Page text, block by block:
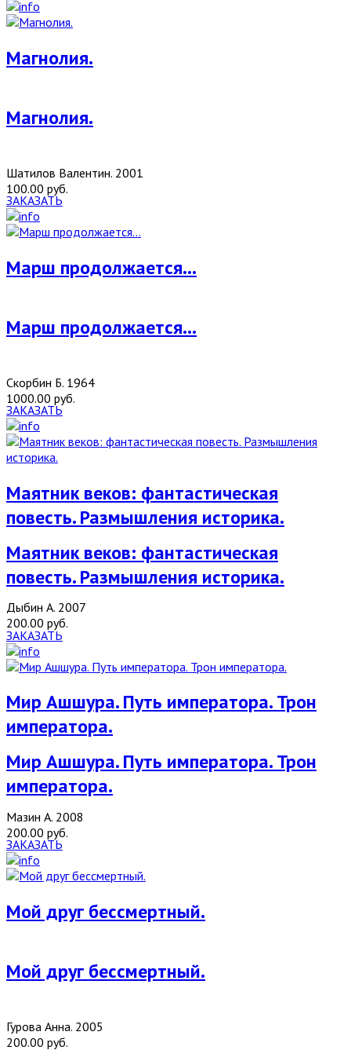
Магнолия.
Магнолия.
Шатилов Валентин. 2001
100.00 руб.
ЗАКАЗАТЬ
Марш продолжается…
Марш продолжается…
Скорбин Б. 1964
1000.00 руб.
ЗАКАЗАТЬ
Маятник веков: фантастическая
повесть. Размышления историка.
Маятник веков: фантастическая
повесть. Размышления историка.
Дыбин А. 2007
200.00 руб.
ЗАКАЗАТЬ
Мир Ашшура. Путь императора. Трон
императора.
Мир Ашшура. Путь императора. Трон
императора.
Мазин А. 2008
200.00 руб.
ЗАКАЗАТЬ
Мой друг бессмертный.
Мой друг бессмертный.
Гурова Анна. 2005
200.00 руб.